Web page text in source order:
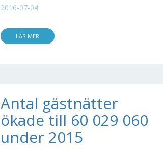
2016-07-04
LÄS MER
Antal gästnätter
ökade till 60 029 060
under 2015